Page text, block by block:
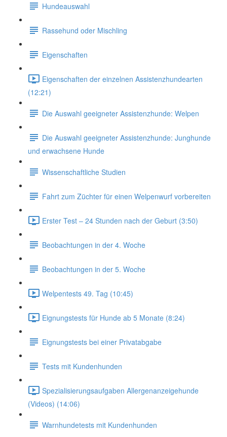
Hundeauswahl
Rassehund oder Mischling
Eigenschaften
Eigenschaften der einzelnen Assistenzhundearten
(12:21)
Die Auswahl geeigneter Assistenzhunde: Welpen
Die Auswahl geeigneter Assistenzhunde: Junghunde
und erwachsene Hunde
Wissenschaftliche Studien
Fahrt zum Züchter für einen Welpenwurf vorbereiten
Erster Test – 24 Stunden nach der Geburt (3:50)
Beobachtungen in der 4. Woche
Beobachtungen in der 5. Woche
Welpentests 49. Tag (10:45)
Eignungstests für Hunde ab 5 Monate (8:24)
Eignungstests bei einer Privatabgabe
Tests mit Kundenhunden
Spezialisierungsaufgaben Allergenanzeigehunde
(Videos) (14:06)
Warnhundetests mit Kundenhunden